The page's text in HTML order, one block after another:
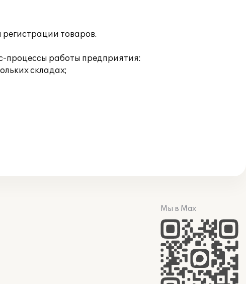
товаров.
процессы работы предприятия:
складах;
Мы в Max